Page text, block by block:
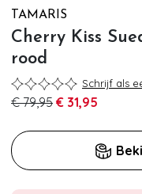
TAMARIS
Cherry Kiss
rood
Schrijf als
€ 79,95 € 31,95